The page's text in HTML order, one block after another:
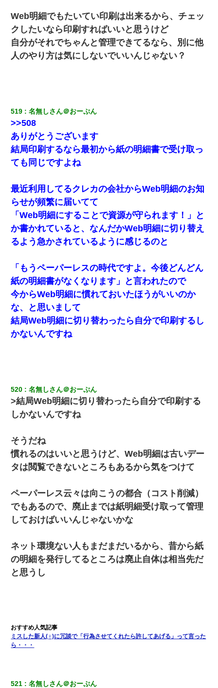
体中に赤い蕁麻疹みたいなのができて、皮膚科にいったら「ジベ
ル薔薇色ひこう疹」という症状だと言われた
彼女にプロポーズしてOK貰った俺、告げられた結婚条件にブチ切
れて無事婚約破棄・・・
結婚生活10ヶ月目で嫁から一方的に「もう冷めた」と離婚切り出
された
私『貯金貯まったし、やっと家建てられるね！』夫「実家を二世
帯住宅にした。それに貯金使った」→私『離婚しよう』夫「え
小学生の妹が20代の弟とチューしてるのに、見て見ぬふりの親を
見てから実家を出た。それから15年、妹が弟の子を妊娠したらし
くもう堕胎できない月なんだと母から連絡がきた…｜生活｜ワロ
タあんてな
裁判官「お互いに最後に言いたいことはありますか」バカ夫
高1のとき男に襲われ、不妊の叔母に頼まれて出産。→叔母夫婦が
養子縁組してアメリカに子供を連れ帰った。→9・11で叔母夫婦が
亡くなってしまい…
【衝撃】女友達から行為中に告白されてOKした結果
妹が嘘つきな元カレと寄りを戻してしまったという話をしていた
からない
旦那の元嫁「離婚したとはいえ、私が本来の妻。許可なく結婚す
るなんてどういう神経してるの？離婚届を記入して持って来い」
【修羅場】彼女親「カスな家柄のヤツなんかと家族になるのはご
めんだ」俺「じゃあ別れます…」→ 彼女「なんで言い返してくれ
なかったの？（泣」
昨日37歳のおばさんと行為したんだけどめちゃくちゃだった
【画像】女上司(30)「終電なくなったね…部屋くる？」ワイ「行
きます！」
嫁が涙声で『会いたいね』とか言っているのが聞こえた。俺「こ
んな時間に誰と電話してんの？」嫁「ごめんなさい…！（大号
泣」俺（キターー）→
「簡単には辞めさせない」私（どうせ辞めるし…）→ 思いっきり
反論をしてみた
Web明細でもたいてい印刷は出来るから、チェッ
クしたいなら印刷すればいいと思うけど
自分がそれでちゃんと管理できてるなら、別に他
人のやり方は気にしないでいいんじゃない？
519 名無しさん＠おーぷん
>>508
ありがとうございます
結局印刷するなら最初から紙の明細書で受け取っ
ても同じですよね
最近利用してるクレカの会社からWeb明細のお知
らせが頻繁に届いてて
「Web明細にすることで資源が守られます！」と
か書かれていると、なんだかWeb明細に切り替え
るよう急かされているように感じるのと
「もうペーパーレスの時代ですよ。今後どんどん
紙の明細書がなくなります」と言われたので
今からWeb明細に慣れておいたほうがいいのか
な、と思いまして
結局Web明細に切り替わったら自分で印刷するし
かないんですね
520 名無しさん＠おーぷん
>結局Web明細に切り替わったら自分で印刷する
しかないんですね
そうだね
慣れるのはいいと思うけど、Web明細は古いデー
タは閲覧できないところもあるから気をつけて
ペーパーレス云々は向こうの都合（コスト削減）
でもあるので、廃止までは紙明細受け取って管理
しておけばいいんじゃないかな
ネット環境ない人もまだまだいるから、昔から紙
の明細を発行してるところは廃止自体は相当先だ
と思うし
ミスした新人(♀)に冗談で「行為させてくれたら許してあげる」って言った
ら・・・
521 名無しさん＠おーぷん